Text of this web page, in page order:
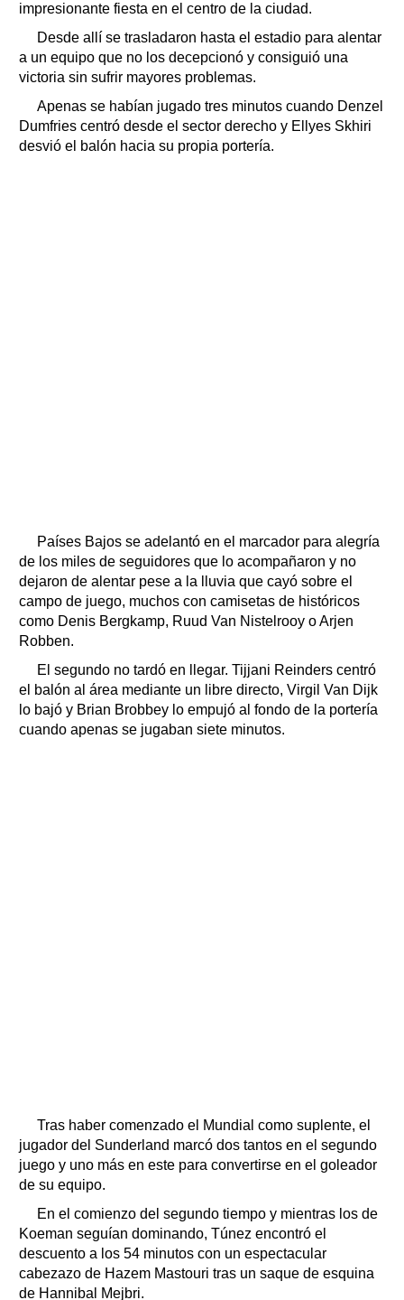
impresionante fiesta en el centro de la ciudad.
Desde allí se trasladaron hasta el estadio para alentar
a un equipo que no los decepcionó y consiguió una
victoria sin sufrir mayores problemas.
Apenas se habían jugado tres minutos cuando Denzel
Dumfries centró desde el sector derecho y Ellyes Skhiri
desvió el balón hacia su propia portería.
Países Bajos se adelantó en el marcador para alegría
de los miles de seguidores que lo acompañaron y no
dejaron de alentar pese a la lluvia que cayó sobre el
campo de juego, muchos con camisetas de históricos
como Denis Bergkamp, Ruud Van Nistelrooy o Arjen
Robben.
El segundo no tardó en llegar. Tijjani Reinders centró
el balón al área mediante un libre directo, Virgil Van Dijk
lo bajó y Brian Brobbey lo empujó al fondo de la portería
cuando apenas se jugaban siete minutos.
Tras haber comenzado el Mundial como suplente, el
jugador del Sunderland marcó dos tantos en el segundo
juego y uno más en este para convertirse en el goleador
de su equipo.
En el comienzo del segundo tiempo y mientras los de
Koeman seguían dominando, Túnez encontró el
descuento a los 54 minutos con un espectacular
cabezazo de Hazem Mastouri tras un saque de esquina
de Hannibal Mejbri.